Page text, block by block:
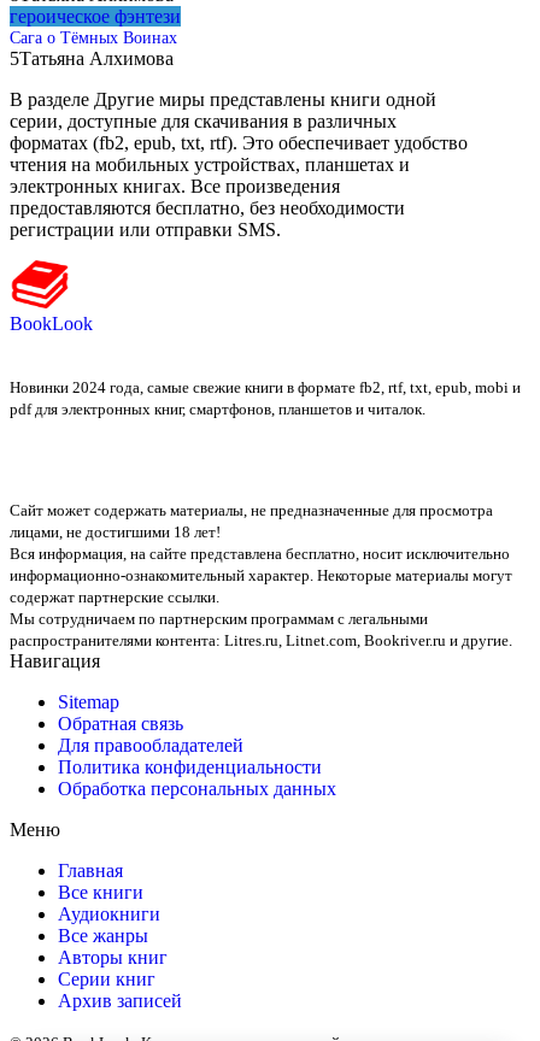
героическое фэнтези
Сага о Тёмных Воинах
5Татьяна Алхимова
В разделе Другие миры представлены книги одной
серии, доступные для скачивания в различных
форматах (fb2, epub, txt, rtf). Это обеспечивает удобство
чтения на мобильных устройствах, планшетах и
электронных книгах. Все произведения
предоставляются бесплатно, без необходимости
регистрации или отправки SMS.
BookLook
Новинки 2024 года, самые свежие книги в формате fb2, rtf, txt, epub, mobi и
pdf для электронных книг, смартфонов, планшетов и читалок.
Сайт может содержать материалы, не предназначенные для просмотра
лицами, не достигшими 18 лет!
Вся информация, на сайте представлена бесплатно, носит исключительно
информационно-ознакомительный характер. Некоторые материалы могут
содержат партнерские ссылки.
Мы сотрудничаем по партнерским программам с легальными
распространителями контента: Litres.ru, Litnet.com, Bookriver.ru и другие.
Навигация
Sitemap
Обратная связь
Для правообладателей
Политика конфиденциальности
Обработка персональных данных
Меню
Главная
Все книги
Аудиокниги
Все жанры
Авторы книг
Серии книг
Архив записей